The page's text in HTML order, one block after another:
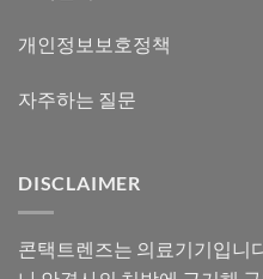
개인정보보호정책
자주하는 질문
DISCLAIMER
콘택트렌즈는 의료기기입니